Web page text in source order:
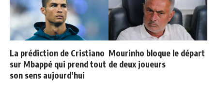
La prédiction de Cristiano
sur Mbappé qui prend tout
son sens aujourd’hui
Mourinho bloque le départ
de deux joueurs